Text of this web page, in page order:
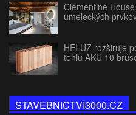
Clementine
umeleckých
HELUZ rozširuje
tehlu AKU 10
STAVEBNICTVI3000.CZ